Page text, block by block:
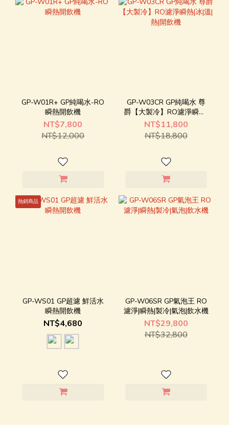
GP-W01R+ GP純喝水-RO
瞬熱開飲機
NT$7,800
NT$12,000
GP-W03CR GP純喝水 尊
爵【大製冷】RO濾淨瞬熱|
冰|溫|熱|開飲機
NT$11,800
NT$18,800
熱銷商品
GP-WS01 GP超濾 鮮活水
瞬熱開飲機
NT$4,680
GP-W06SR GP氣泡王 RO
濾淨|瞬熱|製冷|氣泡|飲水機
NT$29,800
NT$32,800